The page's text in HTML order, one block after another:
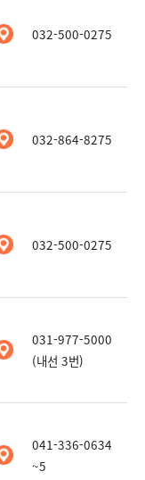
032-500-0275
032-864-8275
032-500-0275
031-977-5000
(내선 3번)
041-336-0634
~5